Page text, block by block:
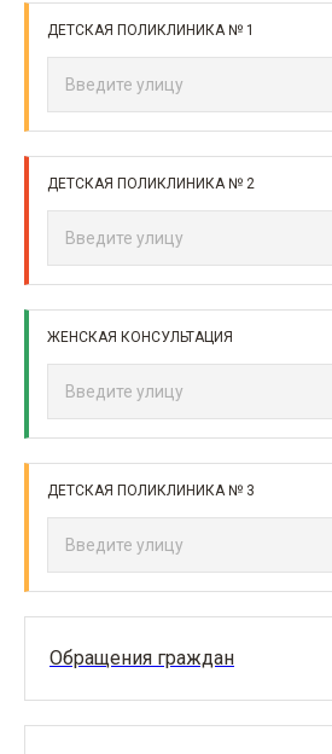
ДЕТСКАЯ ПОЛИКЛИНИКА № 1
ДЕТСКАЯ ПОЛИКЛИНИКА № 2
ЖЕНСКАЯ КОНСУЛЬТАЦИЯ
ДЕТСКАЯ ПОЛИКЛИНИКА № 3
Обращения граждан